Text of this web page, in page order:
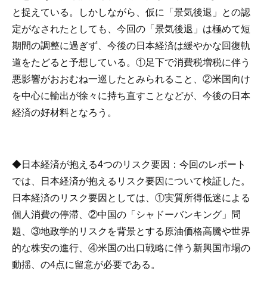
と捉えている。しかしながら、仮に「景気後退」との認
定がなされたとしても、今回の「景気後退」は極めて短
期間の調整に過ぎず、今後の日本経済は緩やかな回復軌
道をたどると予想している。①足下で消費税増税に伴う
悪影響がおおむね一巡したとみられること、②米国向け
を中心に輸出が徐々に持ち直すことなどが、今後の日本
経済の好材料となろう。
◆日本経済が抱える4つのリスク要因 ：今回のレポート
では、日本経済が抱えるリスク要因について検証した。
日本経済のリスク要因としては、①実質所得低迷による
個人消費の停滞、②中国の「シャドーバンキング」問
題、③地政学的リスクを背景とする原油価格高騰や世界
的な株安の進行、④米国の出口戦略に伴う新興国市場の
動揺、の4点に留意が必要である。